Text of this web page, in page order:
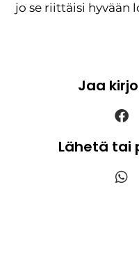
jo se riittäisi hyvään
Jaa
Lähetä tai